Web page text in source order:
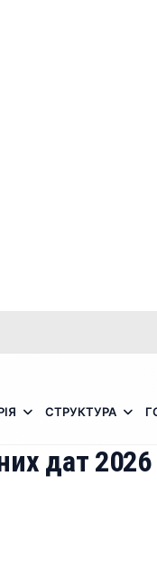
СТРУКТУРА
дат 2026